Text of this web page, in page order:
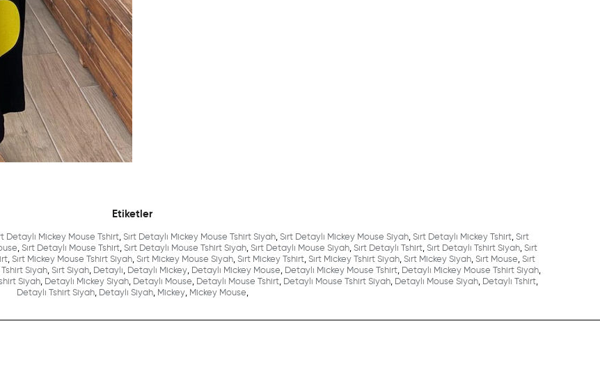
Etiketler
Detaylı Mickey Mouse Tshirt, Sırt Detaylı Mickey Mouse Tshirt Siyah, Sırt Detaylı Mickey Mouse Siyah, Sırt Detaylı Mickey Tshirt, Sırt
, Sırt Detaylı Mouse Tshirt, Sırt Detaylı Mouse Tshirt Siyah, Sırt Detaylı Mouse Siyah, Sırt Detaylı Tshirt, Sırt Detaylı Tshirt Siyah, Sırt
, Sırt Mickey Mouse Tshirt Siyah, Sırt Mickey Mouse Siyah, Sırt Mickey Tshirt, Sırt Mickey Tshirt Siyah, Sırt Mickey Siyah, Sırt Mouse, Sırt
Tshirt Siyah, Sırt Siyah, Detaylı, Detaylı Mickey, Detaylı Mickey Mouse, Detaylı Mickey Mouse Tshirt, Detaylı Mickey Mouse Tshirt Siyah,
Siyah, Detaylı Mickey Siyah, Detaylı Mouse, Detaylı Mouse Tshirt, Detaylı Mouse Tshirt Siyah, Detaylı Mouse Siyah, Detaylı Tshirt,
Detaylı Tshirt Siyah, Detaylı Siyah, Mickey, Mickey Mouse,